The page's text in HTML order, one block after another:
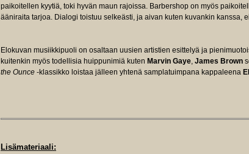
paikoitellen kyytiä, toki hyvän maun rajoissa. Barbershop on myös
ääniraita tarjoa. Dialogi toistuu selkeästi, ja aivan kuten kuvankin kanssa,
Elokuvan musiikkipuoli on osaltaan uusien artistien esittelyä ja
kuitenkin myös todellisia huippunimiä kuten Marvin Gaye, James Brown
the Ounce -klassikko loistaa jälleen yhtenä samplatuimpana kappaleena
Lisämateriaali: